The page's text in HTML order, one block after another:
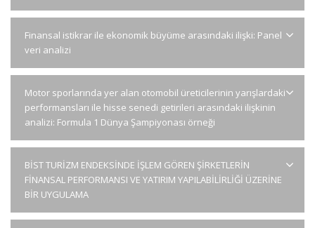
Finansal istikrar ile ekonomik büyüme arasındaki ilişki: Panel
veri analizi
Motor sporlarında yer alan otomobil üreticilerinin yarışlardaki
performansları ile hisse senedi getirileri arasındaki ilişkinin
analizi: Formula 1 Dünya Şampiyonası örneği
BİST TURİZM ENDEKSİNDE İŞLEM GÖREN ŞİRKETLERİN
FİNANSAL PERFORMANSI VE YATIRIM YAPILABİLİRLİĞİ ÜZERİNE
BİR UYGULAMA